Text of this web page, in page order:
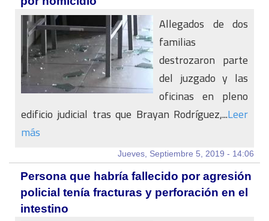
Allegados de dos
familias
destrozaron parte
del juzgado y las
oficinas en pleno
edificio judicial tras que Brayan Rodríguez,...Leer
más
Jueves, Septiembre 5, 2019 - 14:06
Persona que habría fallecido por agresión
policial tenía fracturas y perforación en el
intestino